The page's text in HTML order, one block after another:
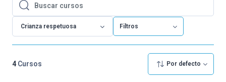
Buscar cursos
Buscar cursos
Crianza respetuosa Filtros
4 Cursos Por defecto